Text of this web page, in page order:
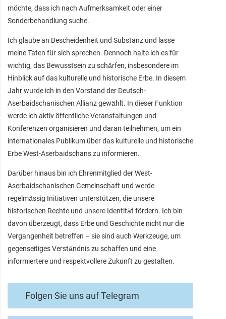
möchte, dass ich nach Aufmerksamkeit oder einer
Sonderbehandlung suche.
Ich glaube an Bescheidenheit und Substanz und lasse
meine Taten für sich sprechen. Dennoch halte ich es für
wichtig, das Bewusstsein zu schärfen, insbesondere im
Hinblick auf das kulturelle und historische Erbe. In diesem
Jahr wurde ich in den Vorstand der Deutsch-
Aserbaidschanischen Allianz gewählt. In dieser Funktion
werde ich aktiv öffentliche Veranstaltungen und
Konferenzen organisieren und daran teilnehmen, um ein
internationales Publikum über das kulturelle und historische
Erbe West-Aserbaidschans zu informieren.
Darüber hinaus bin ich Ehrenmitglied der West-
Aserbaidschanischen Gemeinschaft und werde
regelmässig Initiativen unterstützen, die unsere
historischen Rechte und unsere Identität fördern. Ich bin
davon überzeugt, dass Erbe und Geschichte nicht nur die
Vergangenheit betreffen – sie sind auch Werkzeuge, um
gegenseitiges Verständnis zu schaffen und eine
informiertere und respektvollere Zukunft zu gestalten.
Folgen Sie uns auf Telegram